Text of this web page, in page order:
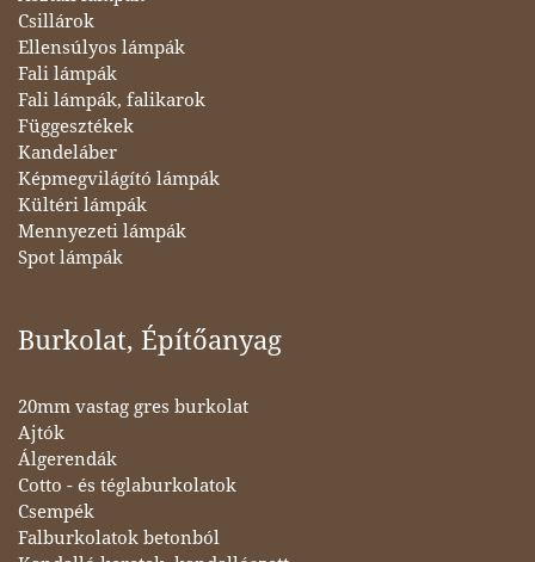
Csillárok
Ellensúlyos lámpák
Fali lámpák
Fali lámpák, falikarok
Függesztékek
Kandeláber
Képmegvilágító lámpák
Kültéri lámpák
Mennyezeti lámpák
Spot lámpák
Burkolat, Építőanyag
20mm vastag gres burkolat
Ajtók
Álgerendák
Cotto - és téglaburkolatok
Csempék
Falburkolatok betonból